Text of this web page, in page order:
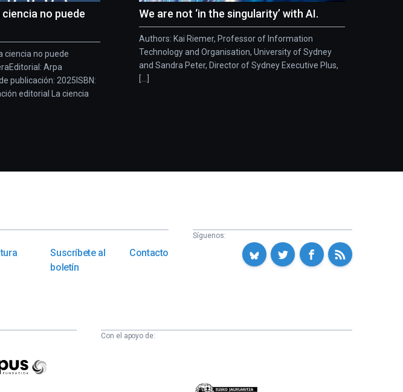
no puede
ciencia no puede
Arpa
publicación: 2025ISBN:
editorial La ciencia
We are not ‘in the singularity’ with AI.
Authors: Kai Riemer, Professor of Information
Technology and Organisation, University of Sydney
and Sandra Peter, Director of Sydney Executive Plus,
[...]
Suscríbete al
boletín
Contacto
Síguenos:
Con el apoyo de:
Eusko